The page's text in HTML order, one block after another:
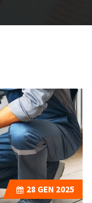
28 GEN 2025